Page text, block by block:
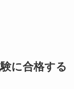
に合格する